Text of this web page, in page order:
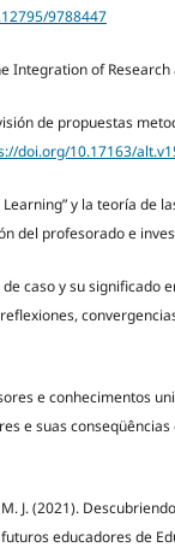
9788447
Integration of
de propuestas
doi.org/10.17163/
y la teoría de
del profesorado e
caso y su significado
e conhecimentos
e suas
J. (2021).
educadores de